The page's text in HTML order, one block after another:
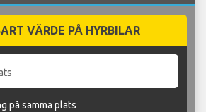
VÄRDE PÅ HYRBILAR
på samma plats